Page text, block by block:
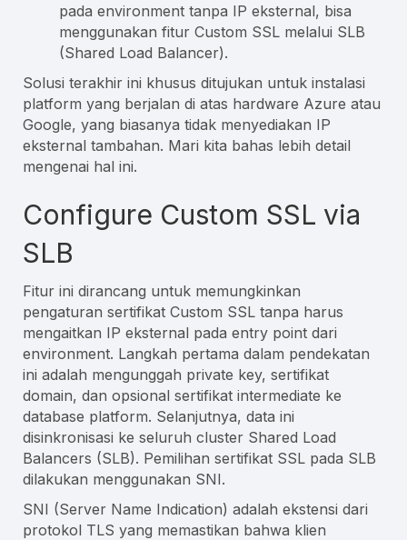
pada environment tanpa IP eksternal, bisa
menggunakan fitur Custom SSL melalui SLB
(Shared Load Balancer).
Solusi terakhir ini khusus ditujukan untuk instalasi
platform yang berjalan di atas hardware Azure atau
Google, yang biasanya tidak menyediakan IP
eksternal tambahan. Mari kita bahas lebih detail
mengenai hal ini.
Configure Custom SSL via
SLB
Fitur ini dirancang untuk memungkinkan
pengaturan sertifikat Custom SSL tanpa harus
mengaitkan IP eksternal pada entry point dari
environment. Langkah pertama dalam pendekatan
ini adalah mengunggah private key, sertifikat
domain, dan opsional sertifikat intermediate ke
database platform. Selanjutnya, data ini
disinkronisasi ke seluruh cluster Shared Load
Balancers (SLB). Pemilihan sertifikat SSL pada SLB
dilakukan menggunakan SNI.
SNI (Server Name Indication) adalah ekstensi dari
protokol TLS yang memastikan bahwa klien